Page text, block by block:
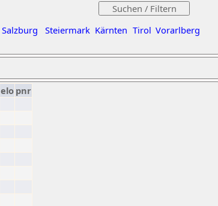
Salzburg Steiermark Kärnten Tirol Vorarlberg
elo pnr